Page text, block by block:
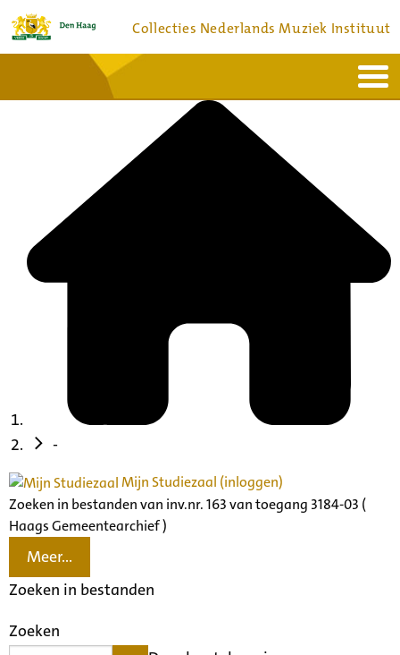
Collecties Nederlands Muziek Instituut
Bronnen en collecties
-
Mijn Studiezaal (inloggen)
Zoeken in bestanden van inv.nr. 163 van toegang 3184-03 (
Haags Gemeentearchief )
Meer...
Zoeken in bestanden
Zoeken